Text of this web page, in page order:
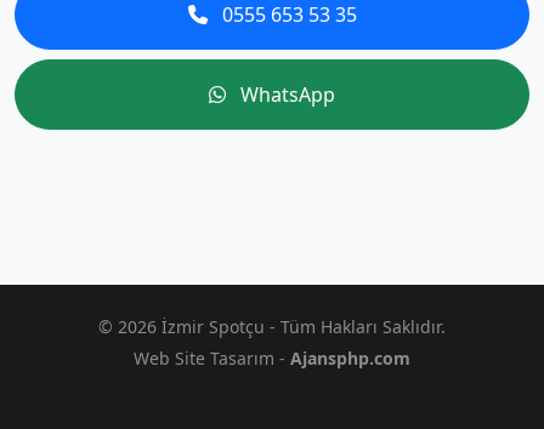
0555 653 53 35
WhatsApp
© 2026 İzmir Spotçu - Tüm Hakları Saklıdır.
Web Site Tasarım - Ajansphp.com